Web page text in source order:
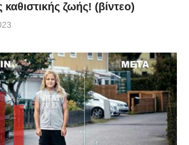
καθιστικής ζωής! (βίντεο)